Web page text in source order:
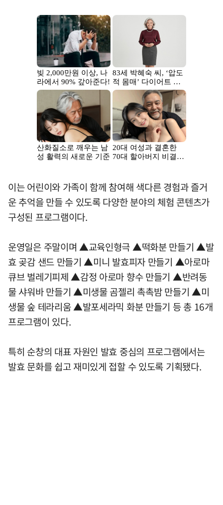
이는 어린이와 가족이 함께 참여해 색다른 경험과 즐거
운 추억을 만들 수 있도록 다양한 분야의 체험 콘텐츠가
구성된 프로그램이다.
운영일은 주말이며 ▲교육인형극 ▲떡화분 만들기 ▲발
효 곶감 샌드 만들기 ▲미니 발효피자 만들기 ▲아로마
큐브 벌레기피제 ▲감정 아로마 향수 만들기 ▲반려동
물 샤워바 만들기 ▲미생물 곰젤리 촉촉밤 만들기 ▲미
생물 숲 테라리움 ▲발포세라믹 화분 만들기 등 총 16개
프로그램이 있다.
특히 순창의 대표 자원인 발효 중심의 프로그램에서는
발효 문화를 쉽고 재미있게 접할 수 있도록 기획됐다.